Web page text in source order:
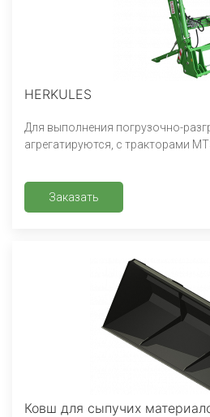
HERKULES
Для выполнения погрузочно-
агрегатируются, с тракторами
Заказать
Ковш для сыпучих